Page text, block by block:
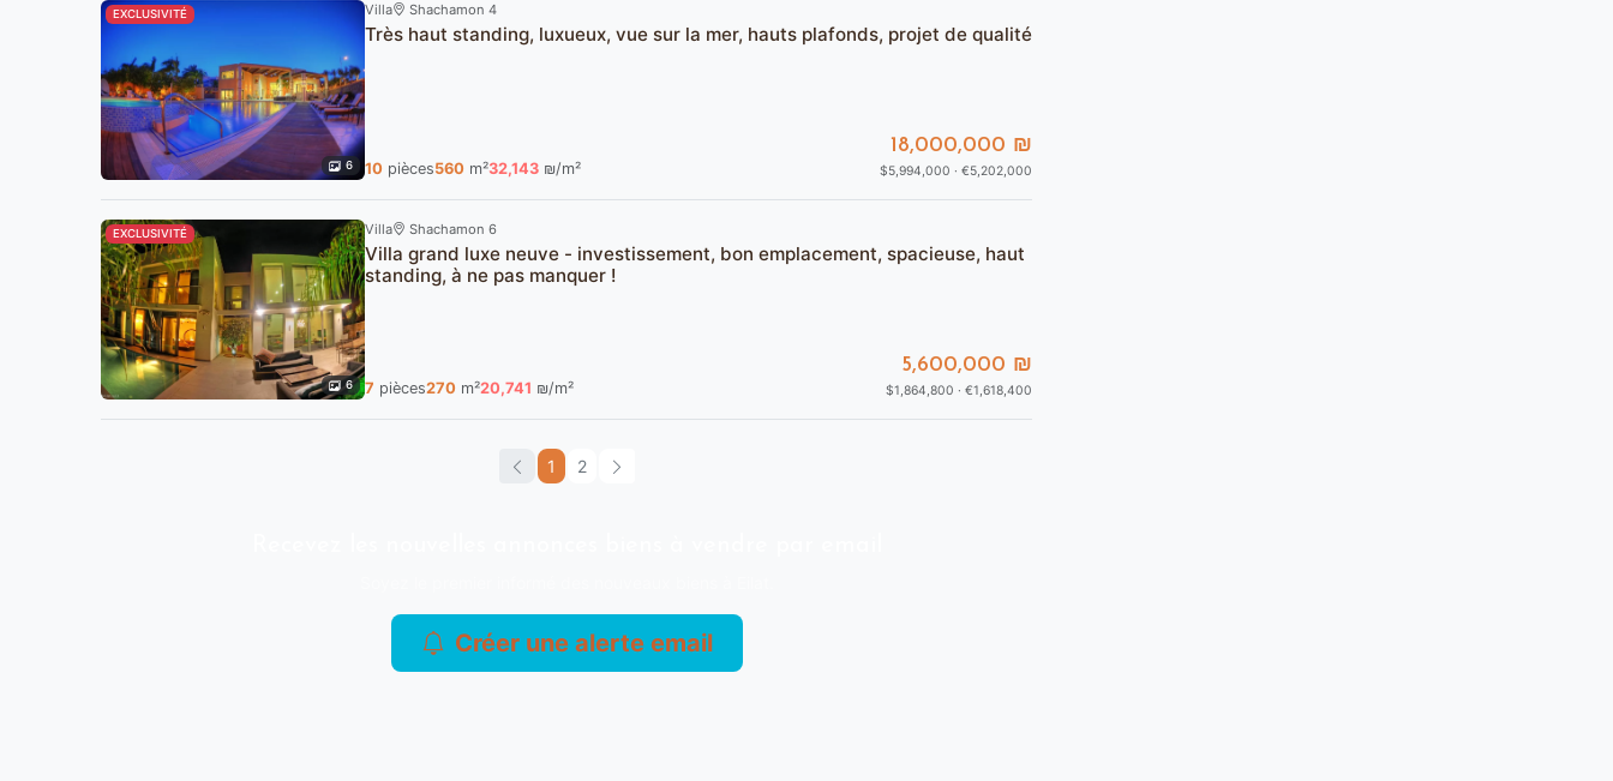
EXCLUSIVITÉ
6
Villa Shachamon 4
Très haut standing, luxueux, vue sur la mer, hauts plafonds, projet de qualité
10 pièces560 m²32,143 ₪/m²
18,000,000 ₪
$5,994,000 · €5,202,000
EXCLUSIVITÉ
6
Villa Shachamon 6
Villa grand luxe neuve - investissement, bon emplacement, spacieuse, haut
standing, à ne pas manquer !
7 pièces270 m²20,741 ₪/m²
5,600,000 ₪
$1,864,800 · €1,618,400
1 2
Créer une alerte email